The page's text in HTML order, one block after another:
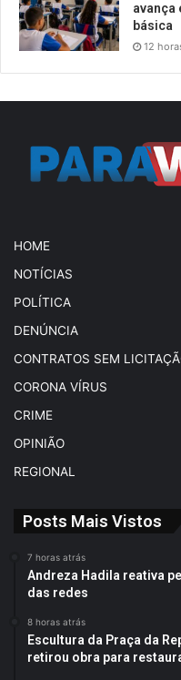
avança
básica
12
HOME
NOTÍCIAS
POLÍTICA
DENÚNCIA
CONTRATOS SEM
CORONA VÍRUS
CRIME
OPINIÃO
REGIONAL
Posts Mais Vistos
7 horas atrás
Andreza Hadila reativa
das redes
8 horas atrás
Escultura da Praça da
retirou obra para